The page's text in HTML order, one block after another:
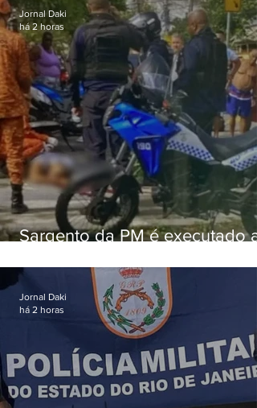
Sargento da PM é executado a
em Vaz Lobo
Jornal Daki
há 2 horas
Jornal Daki
há 2 horas